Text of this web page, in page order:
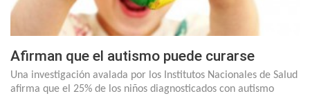
Afirman que el autismo puede curarse
Una investigación avalada por los Institutos Nacionales de Salud
afirma que el 25% de los niños diagnosticados con autismo